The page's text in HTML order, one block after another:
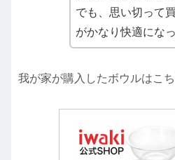
でも、思い切って
がかなり快適にな
我が家が購入したボウルはこち